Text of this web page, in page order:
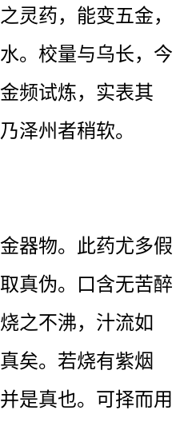
灵药，能变五金，
。校量与乌长，今
频试炼，实表其
泽州者稍软。
器物。此药尤多假
真伪。口含无苦醉
之不沸，汁流如
矣。若烧有紫烟
是真也。可择而用